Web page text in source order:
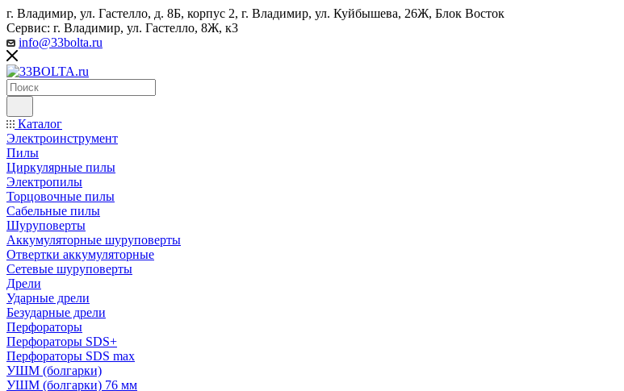
г. Владимир, ул. Гастелло, д. 8Б, корпус 2, г. Владимир, ул. ​Куйбышева, 26Ж, Блок Восток
Сервис: г. Владимир, ул. Гастелло, 8Ж, к3
info@33bolta.ru
Каталог
Электроинструмент
Пилы
Циркулярные пилы
Электропилы
Торцовочные пилы
Сабельные пилы
Шуруповерты
Аккумуляторные шуруповерты
Отвертки аккумуляторные
Сетевые шуруповерты
Дрели
Ударные дрели
Безударные дрели
Перфораторы
Перфораторы SDS+
Перфораторы SDS max
УШМ (болгарки)
УШМ (болгарки) 76 мм